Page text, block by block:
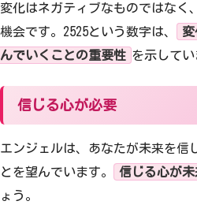
変化はネガティブなものではなく
機会です。2525という数字は、
んでいくことの重要性 を示してい
信じる心が必要
エンジェルは、あなたが未来を信
とを望んでいます。
信じる心が
ょう。